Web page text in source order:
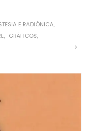
E RADIÔNICA,
, GRÁFICOS,